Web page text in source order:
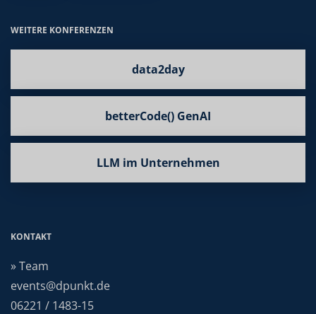
WEITERE KONFERENZEN
data2day
betterCode() GenAI
LLM im Unternehmen
KONTAKT
» Team
events@dpunkt.de
06221 / 1483-15